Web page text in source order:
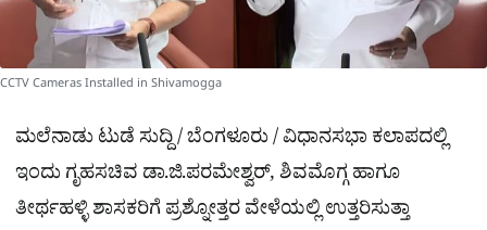
CCTV Cameras Installed in Shivamogga
ಮಲೆನಾಡು ಟುಡೆ ಸುದ್ದಿ / ಬೆಂಗಳೂರು / ವಿಧಾನಸಭಾ ಕಲಾಪದಲ್ಲಿ
ಇಂದು ಗೃಹಸಚಿವ ಡಾ.ಜಿ.ಪರಮೇಶ್ವರ್​, ಶಿವಮೊಗ್ಗ ಹಾಗೂ
ತೀರ್ಥಹಳ್ಳಿ ಶಾಸಕರಿಗೆ ಪ್ರಶ್ನೋತ್ತರ ವೇಳೆಯಲ್ಲಿ ಉತ್ತರಿಸುತ್ತಾ